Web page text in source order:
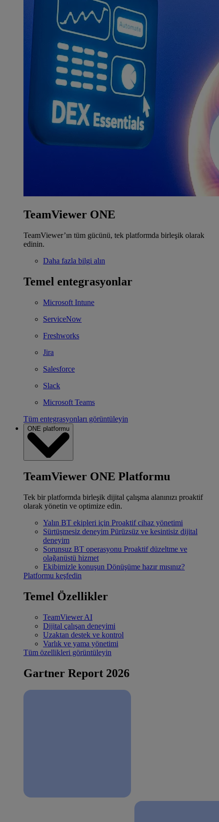
TeamViewer ONE
TeamViewer’ın tüm gücünü, tek platformda birleşik olarak
edinin.
Daha fazla bilgi alın
Temel entegrasyonlar
Microsoft Intune
ServiceNow
Freshworks
Jira
Salesforce
Slack
Microsoft Teams
Tüm entegrasyonları görüntüleyin
ONE platformu
TeamViewer ONE Platformu
Tek bir platformda birleşik dijital çalışma alanınızı proaktif
olarak yönetin ve optimize edin.
Yalın BT ekipleri için Proaktif cihaz yönetimi
Sürtüşmesiz deneyim Pürüzsüz ve kesintisiz dijital
deneyim
Sorunsuz BT operasyonu Proaktif düzeltme ve
olağanüstü hizmet
Ekibimizle konuşun Dönüşüme hazır mısınız?
Platformu keşfedin
Temel Özellikler
TeamViewer AI
Dijital çalışan deneyimi
Uzaktan destek ve kontrol
Varlık ve yama yönetimi
Tüm özellikleri görüntüleyin
Gartner Report 2026